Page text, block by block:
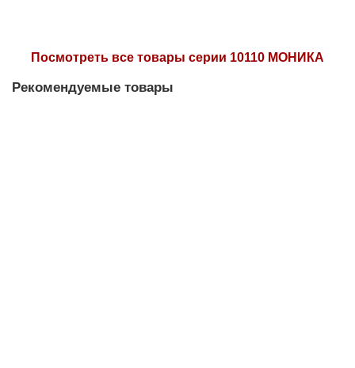
Посмотреть все товары серии 10110 МОНИКА
Рекомендуемые товары